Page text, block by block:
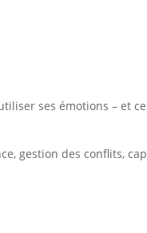
ses émotions – et
gestion des conflits,